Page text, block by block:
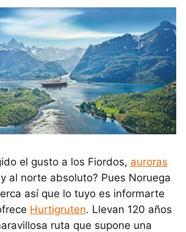
el gusto a los Fiordos, auroras
al norte absoluto? Pues Noruega
así que lo tuyo es informarte
Hurtigruten. Llevan 120 años
ruta que supone una